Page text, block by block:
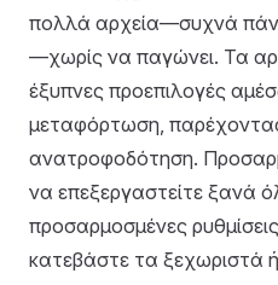
πολλά αρχεία—συχνά
—χωρίς να παγώνει. Τα
έξυπνες προεπιλογές
μεταφόρτωση,
ανατροφοδότηση.
να επεξεργαστείτε ξανά
προσαρμοσμένες
κατεβάστε τα ξεχωριστά